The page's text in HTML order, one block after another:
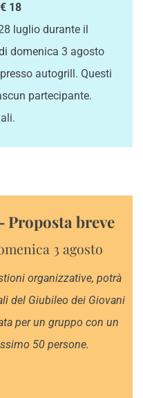
€ 18
luglio durante il
domenica 3 agosto
autogrill. Questi
partecipante.
Proposta breve
3 agosto
organizzative, potrà
del Giubileo dei Giovani
per un gruppo con un
50 persone.